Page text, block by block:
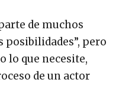
de muchos
posibilidades”, pero
lo que necesite,
de un actor